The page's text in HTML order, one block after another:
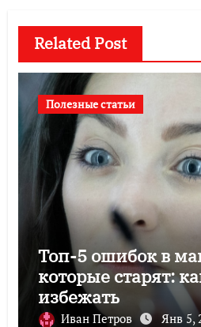
Related Post
Полезные статьи
Топ-5 ошибок в
которые старят:
избежать
Иван Петров Янв 5,